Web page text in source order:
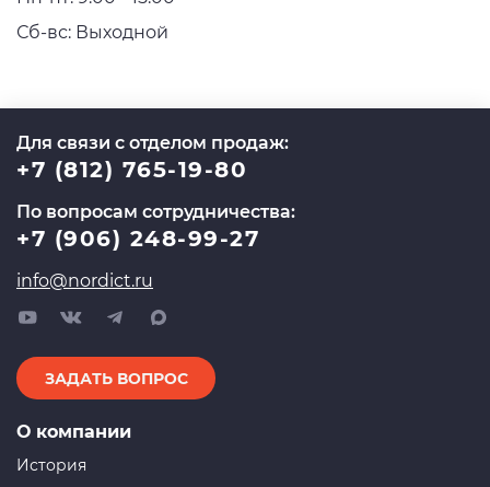
Сб-вс: Выходной
Для связи с отделом продаж:
+7 (812) 765-19-80
По вопросам сотрудничества:
+7 (906) 248-99-27
info@nordict.ru
ЗАДАТЬ ВОПРОС
О компании
История